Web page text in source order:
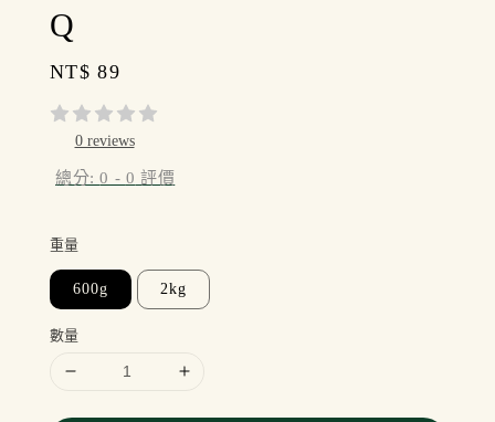
Q
Regular
price
NT$ 89
0 reviews
總分:0 - 0 評價
重量
600g 2kg
數量